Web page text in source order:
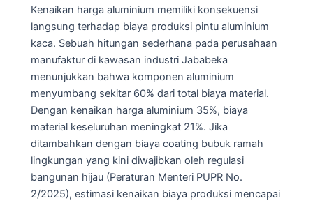
Kenaikan harga aluminium memiliki konsekuensi
langsung terhadap biaya produksi pintu aluminium
kaca. Sebuah hitungan sederhana pada perusahaan
manufaktur di kawasan industri Jababeka
menunjukkan bahwa komponen aluminium
menyumbang sekitar 60% dari total biaya material.
Dengan kenaikan harga aluminium 35%, biaya
material keseluruhan meningkat 21%. Jika
ditambahkan dengan biaya coating bubuk ramah
lingkungan yang kini diwajibkan oleh regulasi
bangunan hijau (Peraturan Menteri PUPR No.
2/2025), estimasi kenaikan biaya produksi mencapai